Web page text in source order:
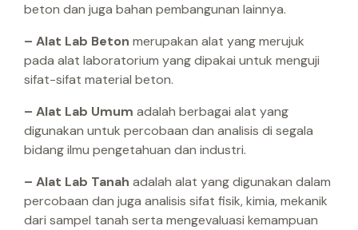
beton dan juga bahan pembangunan lainnya.
– Alat Lab Beton merupakan alat yang merujuk
pada alat laboratorium yang dipakai untuk menguji
sifat-sifat material beton.
– Alat Lab Umum adalah berbagai alat yang
digunakan untuk percobaan dan analisis di segala
bidang ilmu pengetahuan dan industri.
– Alat Lab Tanah adalah alat yang digunakan dalam
percobaan dan juga analisis sifat fisik, kimia, mekanik
dari sampel tanah serta mengevaluasi kemampuan